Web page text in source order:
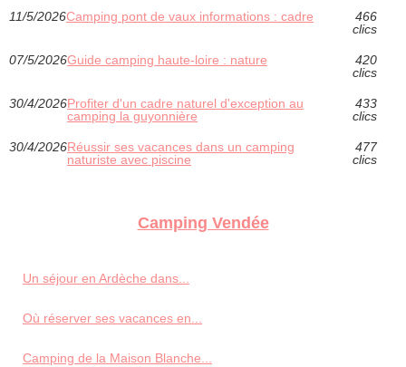
11/5/2026Camping pont de vaux informations : cadre
466
clics
07/5/2026Guide camping haute-loire : nature
420
clics
30/4/2026Profiter d'un cadre naturel d'exception au
camping la guyonnière
433
clics
30/4/2026Réussir ses vacances dans un camping
naturiste avec piscine
477
clics
Camping Vendée
Un séjour en Ardèche dans...
Où réserver ses vacances en...
Camping de la Maison Blanche...